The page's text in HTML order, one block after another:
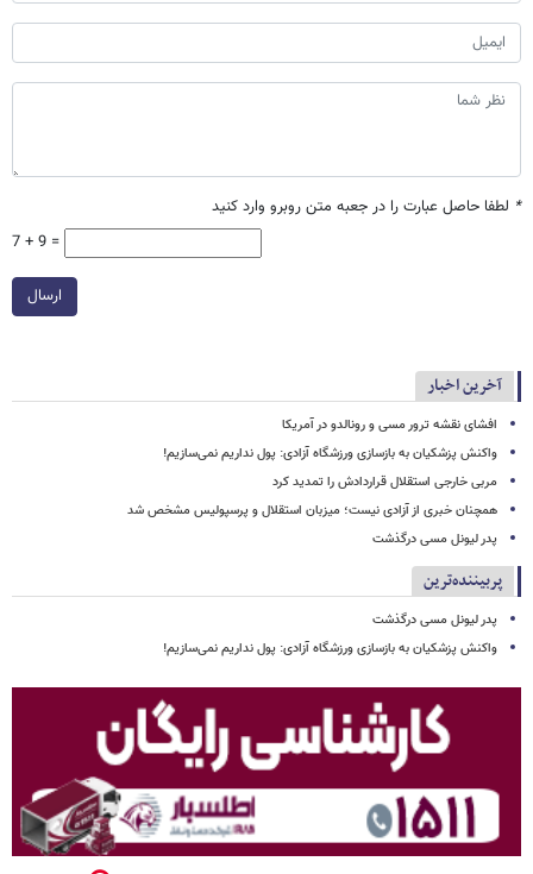
* لطفا حاصل عبارت را در جعبه متن روبرو وارد کنید
7 + 9 =
ارسال
آخرین اخبار
افشای نقشه ترور مسی و رونالدو در آمریکا
واکنش پزشکیان به بازسازی ورزشگاه آزادی: پول نداریم نمی‌سازیم!
مربی خارجی استقلال قراردادش را تمدید کرد
همچنان خبری از آزادی نیست؛ میزبان استقلال و پرسپولیس مشخص شد
پدر لیونل مسی درگذشت
پربیننده‌ترین
پدر لیونل مسی درگذشت
واکنش پزشکیان به بازسازی ورزشگاه آزادی: پول نداریم نمی‌سازیم!